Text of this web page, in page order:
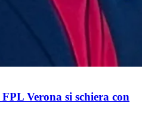
Verona si schiera con